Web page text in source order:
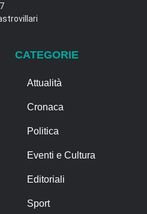
CATEGORIE
Attualità
Cronaca
Politica
Eventi e Cultura
Editoriali
Sport